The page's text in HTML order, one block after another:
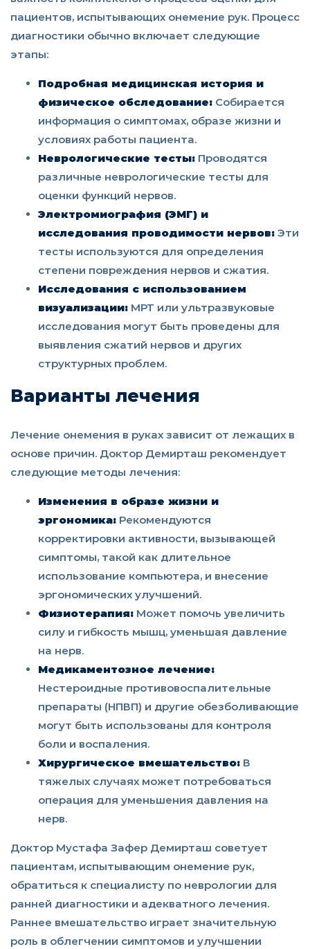
пациентов, испытывающих онемение рук. Процесс
диагностики обычно включает следующие
этапы:
Подробная медицинская история и
физическое обследование: Собирается
информация о симптомах, образе жизни и
условиях работы пациента.
Неврологические тесты: Проводятся
различные неврологические тесты для
оценки функций нервов.
Электромиография (ЭМГ) и
исследования проводимости нервов: Эти
тесты используются для определения
степени повреждения нервов и сжатия.
Исследования с использованием
визуализации: МРТ или ультразвуковые
исследования могут быть проведены для
выявления сжатий нервов и других
структурных проблем.
Варианты лечения
Лечение онемения в руках зависит от лежащих в
основе причин. Доктор Демирташ рекомендует
следующие методы лечения:
Изменения в образе жизни и
эргономика: Рекомендуются
корректировки активности, вызывающей
симптомы, такой как длительное
использование компьютера, и внесение
эргономических улучшений.
Физиотерапия: Может помочь увеличить
силу и гибкость мышц, уменьшая давление
на нерв.
Медикаментозное лечение:
Нестероидные противовоспалительные
препараты (НПВП) и другие обезболивающие
могут быть использованы для контроля
боли и воспаления.
Хирургическое вмешательство: В
тяжелых случаях может потребоваться
операция для уменьшения давления на
нерв.
Доктор Мустафа Зафер Демирташ советует
пациентам, испытывающим онемение рук,
обратиться к специалисту по неврологии для
ранней диагностики и адекватного лечения.
Раннее вмешательство играет значительную
роль в облегчении симптомов и улучшении